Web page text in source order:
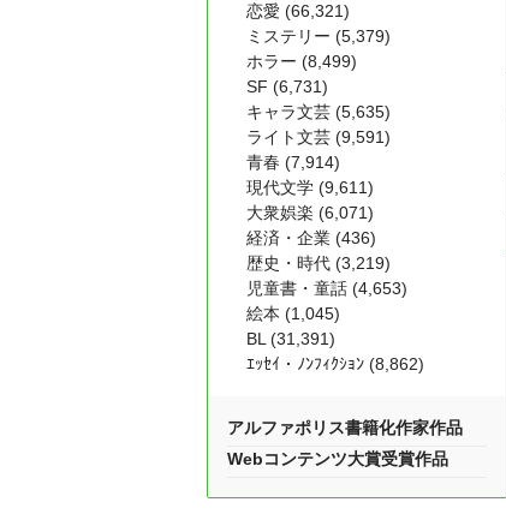
恋愛 (66,321)
ミステリー (5,379)
ホラー (8,499)
SF (6,731)
キャラ文芸 (5,635)
ライト文芸 (9,591)
青春 (7,914)
現代文学 (9,611)
大衆娯楽 (6,071)
経済・企業 (436)
歴史・時代 (3,219)
児童書・童話 (4,653)
絵本 (1,045)
BL (31,391)
ｴｯｾｲ・ﾉﾝﾌｨｸｼｮﾝ (8,862)
アルファポリス書籍化作家作品
Webコンテンツ大賞受賞作品